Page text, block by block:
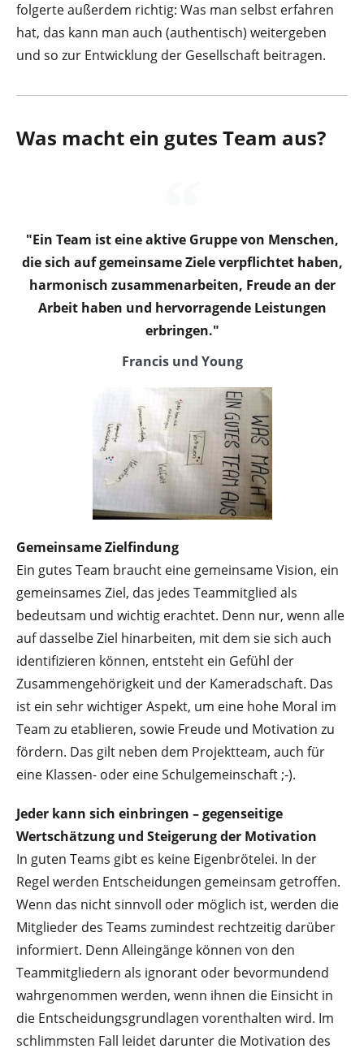
folgerte außerdem richtig: Was man selbst erfahren
hat, das kann man auch (authentisch) weitergeben
und so zur Entwicklung der Gesellschaft beitragen.
Was macht ein gutes Team aus?
"Ein Team ist eine aktive Gruppe von Menschen,
die sich auf gemeinsame Ziele verpflichtet haben,
harmonisch zusammenarbeiten, Freude an der
Arbeit haben und hervorragende Leistungen
erbringen."
Francis und Young
Gemeinsame Zielfindung
Ein gutes Team braucht eine gemeinsame Vision, ein
gemeinsames Ziel, das jedes Teammitglied als
bedeutsam und wichtig erachtet. Denn nur, wenn alle
auf dasselbe Ziel hinarbeiten, mit dem sie sich auch
identifizieren können, entsteht ein Gefühl der
Zusammengehörigkeit und der Kameradschaft. Das
ist ein sehr wichtiger Aspekt, um eine hohe Moral im
Team zu etablieren, sowie Freude und Motivation zu
fördern. Das gilt neben dem Projektteam, auch für
eine Klassen- oder eine Schulgemeinschaft ;-).
Jeder kann sich einbringen – gegenseitige
Wertschätzung und Steigerung der Motivation
In guten Teams gibt es keine Eigenbrötelei. In der
Regel werden Entscheidungen gemeinsam getroffen.
Wenn das nicht sinnvoll oder möglich ist, werden die
Mitglieder des Teams zumindest rechtzeitig darüber
informiert. Denn Alleingänge können von den
Teammitgliedern als ignorant oder bevormundend
wahrgenommen werden, wenn ihnen die Einsicht in
die Entscheidungsgrundlagen vorenthalten wird. Im
schlimmsten Fall leidet darunter die Motivation des